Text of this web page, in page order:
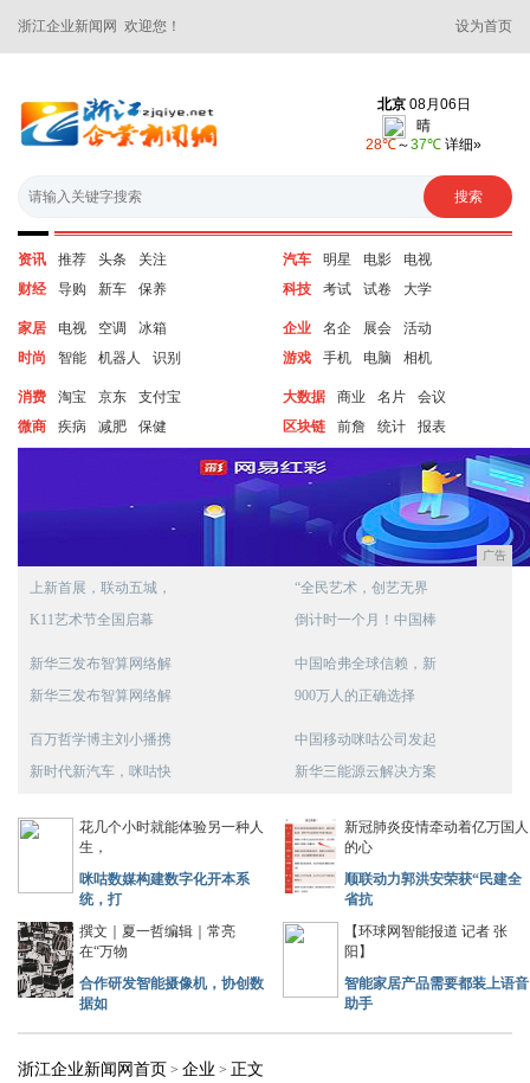
浙江企业新闻网 欢迎您！ 设为首页
资讯 推荐 头条
关注
财经
导购 新车 保养
汽车 明星 电影
电视
科技
考试 试卷 大学
家居 电视 空调
冰箱
时尚
智能 机器人 识别
企业 名企 展会
活动
游戏
手机 电脑 相机
消费 淘宝 京东
支付宝
微商
疾病 减肥 保健
大数据 商业 名片
会议
区块链
前詹 统计 报表
广告
上新首展，联动五城，
K11艺术节全国启幕
“全民艺术，创艺无界
倒计时一个月！中国棒
新华三发布智算网络解
新华三发布智算网络解
中国哈弗全球信赖，新
900万人的正确选择
百万哲学博主刘小播携
新时代新汽车，咪咕快
中国移动咪咕公司发起
新华三能源云解决方案
花几个小时就能体验另一种人
生，
咪咕数媒构建数字化开本系
统，打
新冠肺炎疫情牵动着亿万国人
的心
顺联动力郭洪安荣获“民建全
省抗
撰文｜夏一哲编辑｜常亮
在“万物
合作研发智能摄像机，协创数
据如
【环球网智能报道 记者 张
阳】
智能家居产品需要都装上语音
助手
浙江企业新闻网首页 > 企业 > 正文